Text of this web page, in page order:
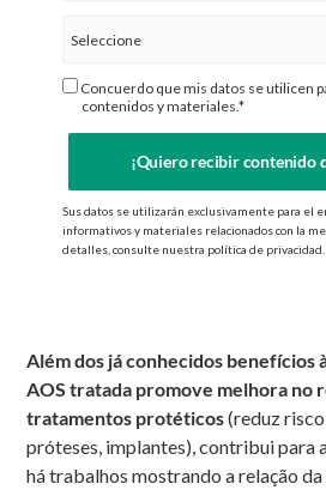
Concuerdo que mis datos se utilicen
contenidos y materiales.*
¡Quiero recibir contenido
Sus datos se utilizarán exclusivamente para el
informativos y materiales relacionados con la
detalles, consulte nuestra política de privacidad.
Além dos já conhecidos benefícios
AOS tratada promove melhora no
tratamentos protéticos(reduz
próteses, implantes), contribui para
há trabalhos mostrando a relação